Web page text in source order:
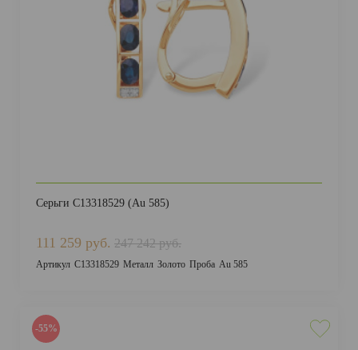
Серьги С13318529 (Au 585)
111 259 руб. 247 242 руб.
Артикул С13318529 Металл Золото Проба Au 585
-55%